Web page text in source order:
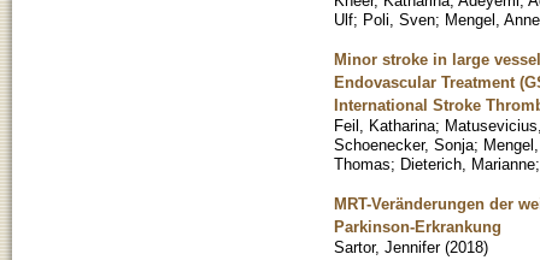
Ulf; Poli, Sven; Mengel,
Minor stroke in large
Endovascular Treatment
International Stroke
Feil, Katharina;
Schoenecker, Sonja;
Thomas; Dieterich, Marianne
MRT-Veränderungen der
Parkinson-Erkrankung
Sartor, Jennifer (2018)